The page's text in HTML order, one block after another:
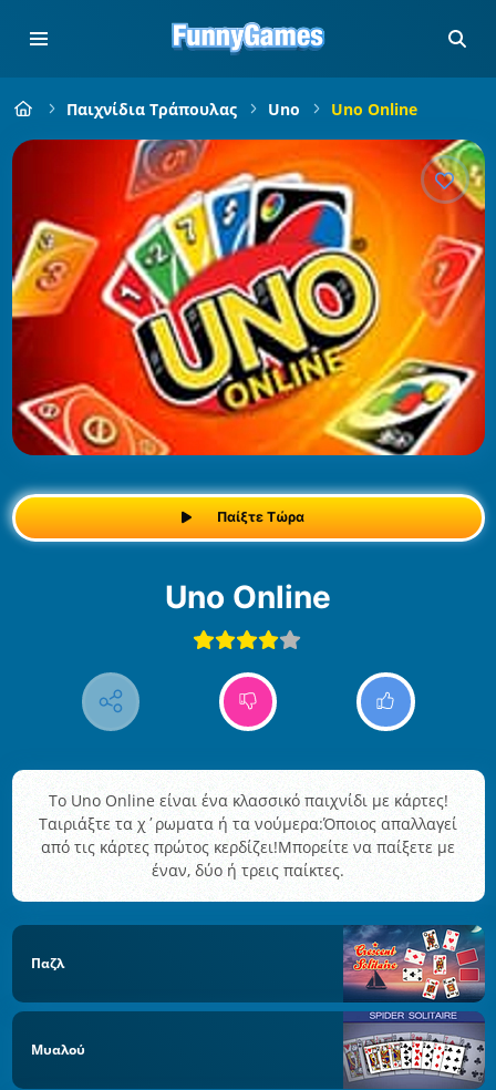
Παιχνίδια Τράπουλας Uno Uno Online
Παίξτε Τώρα
Uno Online
Το Uno Online είναι ένα κλασσικό παιχνίδι με κάρτες!
Ταιριάξτε τα χ΄ρωματα ή τα νούμερα:Όποιος απαλλαγεί
από τις κάρτες πρώτος κερδίζει!Μπορείτε να παίξετε με
έναν, δύο ή τρεις παίκτες.
Παζλ
Μυαλού